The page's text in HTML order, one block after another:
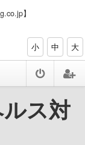
】
小 中 大
ス対